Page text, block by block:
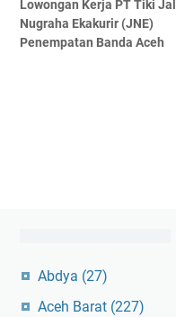
Lowongan Kerja PT Tiki
Nugraha Ekakurir (JNE)
Penempatan Banda Aceh
Abdya (27)
Aceh Barat (227)